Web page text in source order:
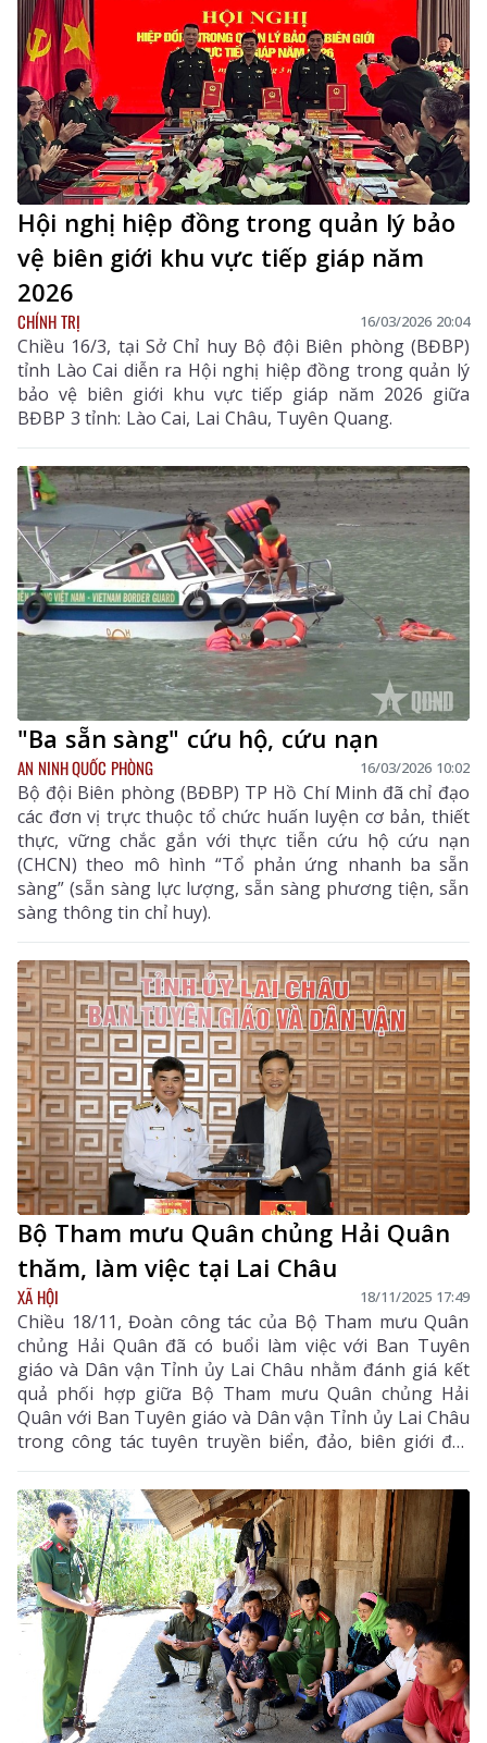
Hội nghị hiệp đồng trong quản lý bảo
vệ biên giới khu vực tiếp giáp năm
2026
CHÍNH TRỊ 16/03/2026 20:04
Chiều 16/3, tại Sở Chỉ huy Bộ đội Biên phòng (BĐBP)
tỉnh Lào Cai diễn ra Hội nghị hiệp đồng trong quản lý
bảo vệ biên giới khu vực tiếp giáp năm 2026 giữa
BĐBP 3 tỉnh: Lào Cai, Lai Châu, Tuyên Quang.
"Ba sẵn sàng" cứu hộ, cứu nạn
AN NINH QUỐC PHÒNG 16/03/2026 10:02
Bộ đội Biên phòng (BĐBP) TP Hồ Chí Minh đã chỉ đạo
các đơn vị trực thuộc tổ chức huấn luyện cơ bản, thiết
thực, vững chắc gắn với thực tiễn cứu hộ cứu nạn
(CHCN) theo mô hình “Tổ phản ứng nhanh ba sẵn
sàng” (sẵn sàng lực lượng, sẵn sàng phương tiện, sẵn
sàng thông tin chỉ huy).
Bộ Tham mưu Quân chủng Hải Quân
thăm, làm việc tại Lai Châu
XÃ HỘI 18/11/2025 17:49
Chiều 18/11, Đoàn công tác của Bộ Tham mưu Quân
chủng Hải Quân đã có buổi làm việc với Ban Tuyên
giáo và Dân vận Tỉnh ủy Lai Châu nhằm đánh giá kết
quả phối hợp giữa Bộ Tham mưu Quân chủng Hải
Quân với Ban Tuyên giáo và Dân vận Tỉnh ủy Lai Châu
trong công tác tuyên truyền biển, đảo, biên giới đất
liền năm 2025.